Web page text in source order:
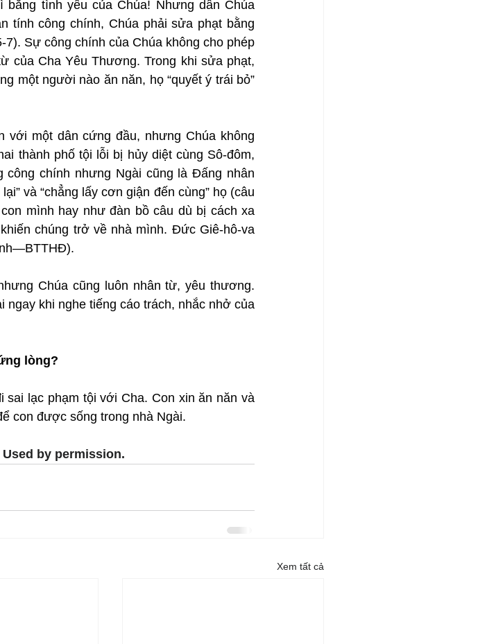
tình yêu của Chúa! Nhưng dân Chúa
tính công chính, Chúa phải sửa phạt bằng
Sự công chính của Chúa không cho phép
của Cha Yêu Thương. Trong khi sửa phạt,
một người nào ăn năn, họ “quyết ý trái bỏ”
một dân cứng đầu, nhưng Chúa không
thành phố tội lỗi bị hủy diệt cùng Sô-đôm,
công chính nhưng Ngài cũng là Đấng nhân
và “chẳng lấy cơn giận đến cùng” họ (câu
mình hay như đàn bồ câu dù bị cách xa
chúng trở về nhà mình. Đức Giê-hô-va
Chúa cũng luôn nhân từ, yêu thương.
ngay khi nghe tiếng cáo trách, nhắc nhở của
lòng?
sai lạc phạm tội với Cha. Con xin ăn năn và
con được sống trong nhà Ngài.
Used by permission.
Xem tất cả